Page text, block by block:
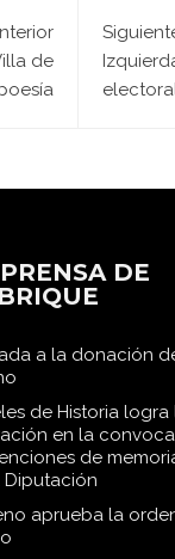
de
PRENSA DE
a la donación
de Historia logra
en la
de
Diputación
aprueba la